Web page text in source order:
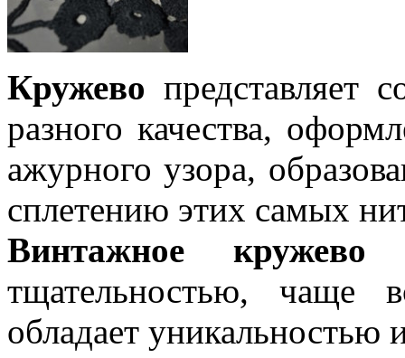
Кружево представляет
разного качества,
ажурного узора,
сплетению этих самых
Винтажное кружево
тщательностью, чаще
обладает уникальностью